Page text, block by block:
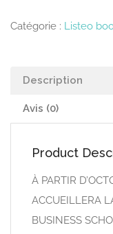
Catégorie : Listeo
Description
Avis (0)
Product
À PARTIR
ACCUEILLERA
BUSINESS